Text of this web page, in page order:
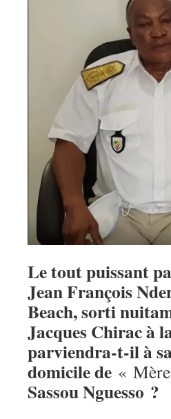
Le tout puissant
Jean François
Beach, sorti
Jacques Chirac à
parviendra-t-il à
domicile de «
Sassou Nguesso ?